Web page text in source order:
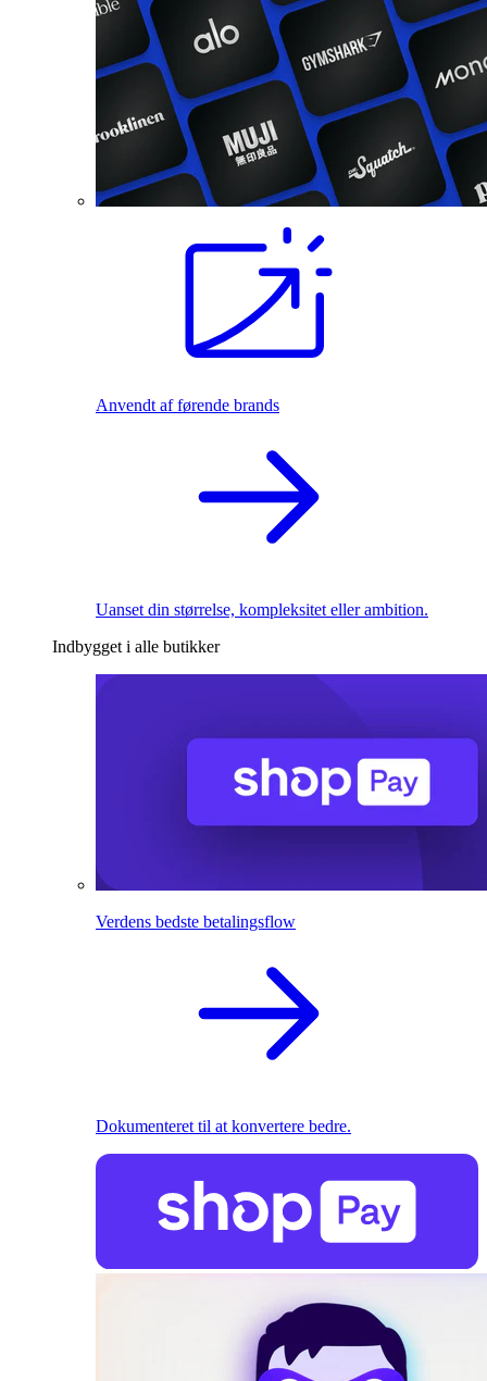
Anvendt af førende brands
Uanset din størrelse, kompleksitet eller ambition.
Indbygget i alle butikker
Verdens bedste betalingsflow
Dokumenteret til at konvertere bedre.